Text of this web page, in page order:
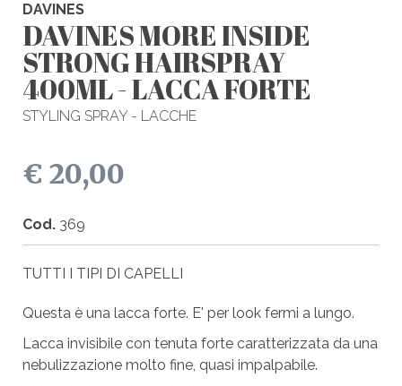
DAVINES
DAVINES MORE INSIDE
STRONG HAIRSPRAY
400ML - LACCA FORTE
STYLING SPRAY - LACCHE
€ 20,00
Cod. 369
TUTTI I TIPI DI CAPELLI
Questa è una lacca forte. E' per look fermi a lungo.
Lacca invisibile con tenuta forte caratterizzata da una
nebulizzazione molto fine, quasi impalpabile.